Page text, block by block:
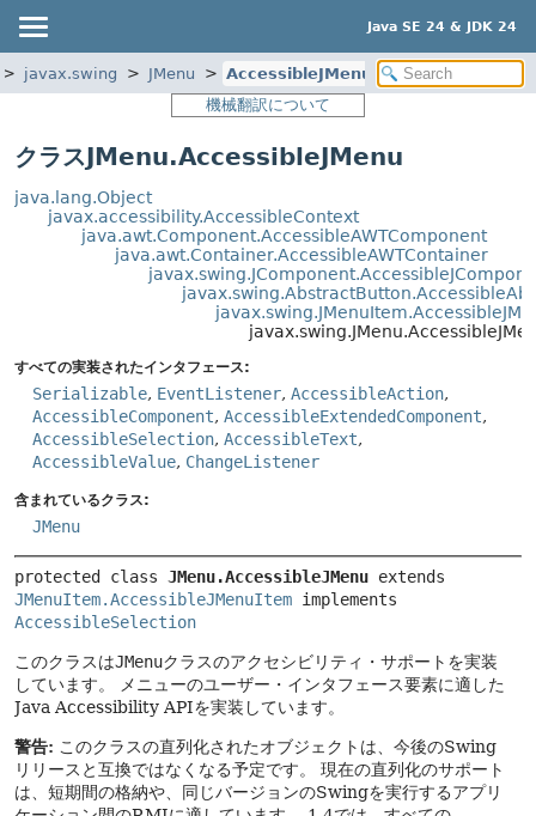
Java SE 24 & JDK 24
javax.swing JMenu
AccessibleJMenu
機械翻訳について
クラスJMenu.AccessibleJMenu
java.lang.Object
javax.accessibility.AccessibleContext
java.awt.Component.AccessibleAWTComponent
java.awt.Container.AccessibleAWTContainer
すべての実装されたインタフェース:
Serializable, EventListener, AccessibleAction,
AccessibleComponent, AccessibleExtendedComponent,
AccessibleSelection, AccessibleText,
AccessibleValue, ChangeListener
含まれているクラス:
JMenu
protected class JMenu.AccessibleJMenu
JMenuItem.AccessibleJMenuItem
AccessibleSelection
このクラスはJMenuクラスのアクセシビリティ・サポートを実装
しています。
メニューのユーザー・インタフェース要素に適した
Java Accessibility APIを実装しています。
警告: このクラスの直列化されたオブジェクトは、今後のSwing
リリースと互換ではなくなる予定です。
現在の直列化のサポート
は、短期間の格納や、同じバージョンのSwingを実行するアプリ